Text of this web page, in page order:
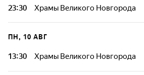
23:30 Храмы Великого Новгорода
Лучше умереть, чем своих богов
верования на христианство. Тогда
X веке крестили древний
ПН, 10 АВГ
13:30 Храмы Великого Новгорода
Лучше умереть, чем своих богов